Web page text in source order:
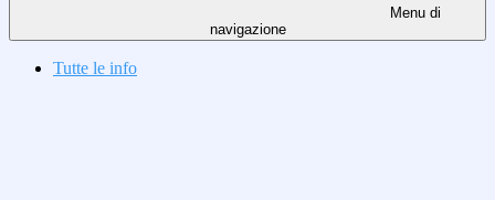
Menu di
navigazione
Tutte le info